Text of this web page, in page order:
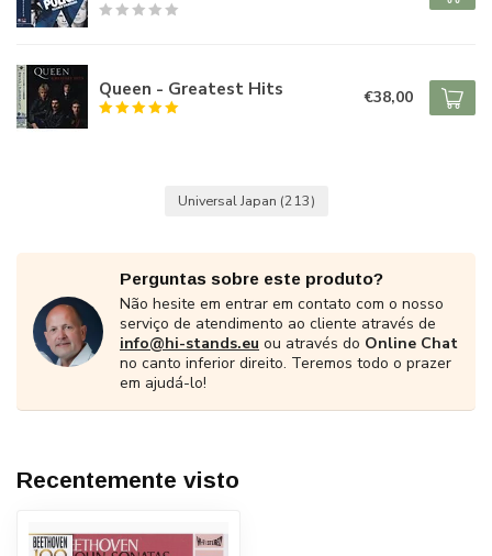
Queen - Greatest Hits €38,00
Universal Japan (213)
Perguntas sobre este produto?
Não hesite em entrar em contato com o nosso
serviço de atendimento ao cliente através de
info@hi-stands.eu ou através do Online Chat
no canto inferior direito. Teremos todo o prazer
em ajudá-lo!
Recentemente visto